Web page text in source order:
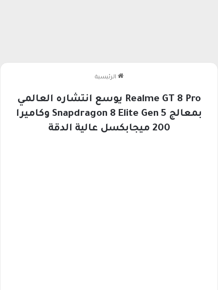
الرئيسية
Realme GT 8 Pro يوسع انتشاره العالمي
بمعالج Snapdragon 8 Elite Gen 5 وكاميرا
200 ميجابكسل عالية الدقة